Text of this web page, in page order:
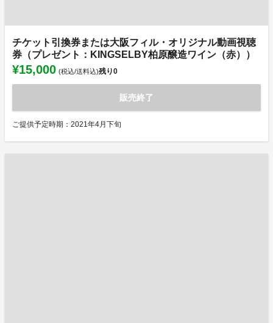
チケット引換券または大阪フィル・オリジナル動画視聴
券（プレゼント：KINGSELBY柏原醸造ワイン（赤））
¥15,000 (税込/送料込)残り0
販売終了
ご提供予定時期：2021年4月下旬